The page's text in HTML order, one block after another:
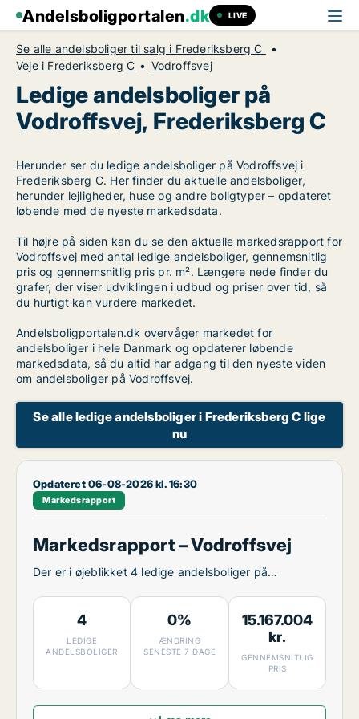
Andelsboligportalen.dk LIVE
Se alle andelsboliger til salg i Frederiksberg C
Veje i Frederiksberg C
Vodroffsvej
Ledige andelsboliger på
Vodroffsvej, Frederiksberg C
Herunder ser du ledige andelsboliger på Vodroffsvej i
Frederiksberg C. Her finder du aktuelle andelsboliger,
herunder lejligheder, huse og andre boligtyper – opdateret
løbende med de nyeste markedsdata.
Til højre på siden kan du se den aktuelle markedsrapport for
Vodroffsvej med antal ledige andelsboliger, gennemsnitlig
pris og gennemsnitlig pris pr. m². Længere nede finder du
grafer, der viser udviklingen i udbud og priser over tid, så
du hurtigt kan vurdere markedet.
Andelsboligportalen.dk overvåger markedet for
andelsboliger i hele Danmark og opdaterer løbende
markedsdata, så du altid har adgang til den nyeste viden
om andelsboliger på Vodroffsvej.
Se alle ledige andelsboliger i Frederiksberg C lige
nu
Opdateret 06-08-2026 kl. 16:30
Markedsrapport
Markedsrapport – Vodroffsvej
Der er i øjeblikket 4 ledige andelsboliger på
4
LEDIGE
ANDELSBOLIGER
0%
ÆNDRING
SENESTE 7 DAGE
15.167.004
kr.
GENNEMSNITLIG
PRIS